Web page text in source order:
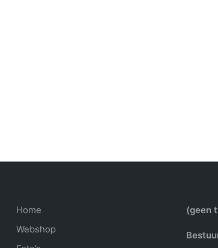
Home
Webshop
(geen